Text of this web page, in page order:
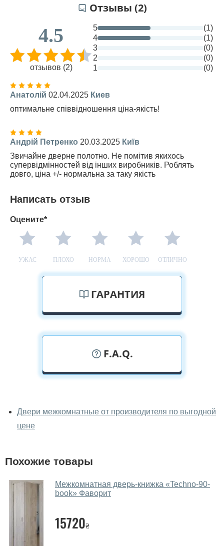
Отзывы (2)
4.5
отзывов (2)
5
(1)
4
(1)
3
(0)
2
(0)
1
(0)
Анатолій 02.04.2025 Киев
оптимальне співвідношення ціна-якість!
Андрій Петренко 20.03.2025 Київ
Звичайне дверне полотно. Не помітив якихось
супервідмінностей від інших виробників. Роблять
довго, ціна +/- нормальна за таку якість
Написать отзыв
Оцените*
УЖАС ПЛОХО НОРМА ХОРОШО ОТЛИЧНО
ГАРАНТИЯ
F.A.Q.
межкомнатные двери фаворит
вживую?
У вас большой магазин?
Да, у нас большой выбор межкомнатных и входных
Помогаете ли вы выбрать
межкомнатные двери фаворит?
Двери межкомнатные от производителя по выгодной
цене
Похожие товары
Межкомнатная дверь-книжка «Techno-90-
book» Фаворит
15720₴